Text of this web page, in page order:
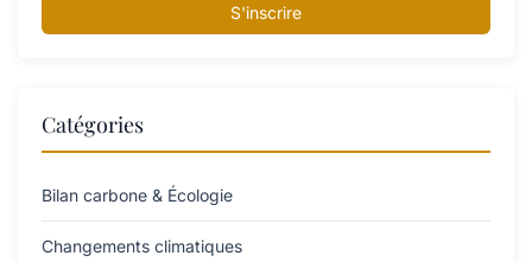
S'inscrire
Catégories
Bilan carbone & Écologie
Changements climatiques